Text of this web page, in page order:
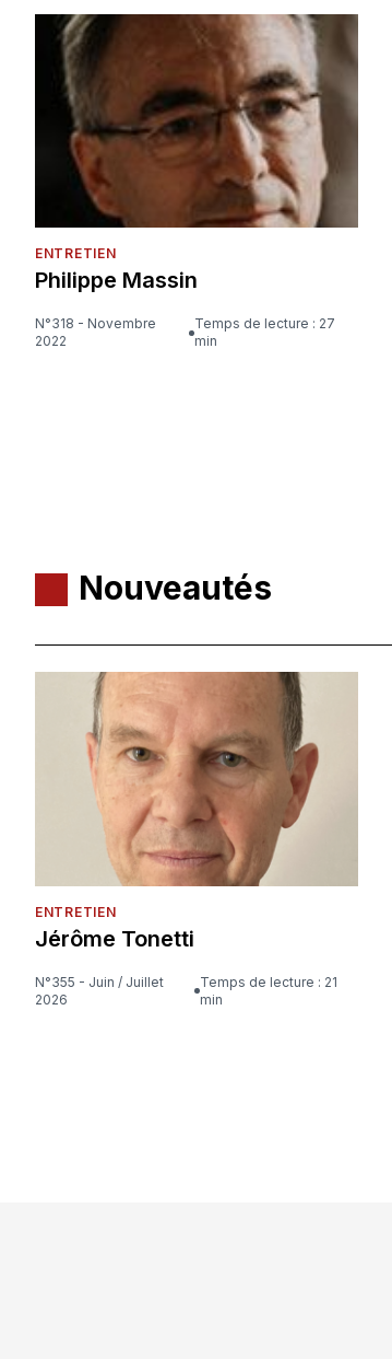
ENTRETIEN
Philippe Massin
N°318 - Novembre
2022
Temps de lecture : 27
min
Nouveautés
ENTRETIEN
Jérôme Tonetti
N°355 - Juin / Juillet
2026
Temps de lecture : 21
min